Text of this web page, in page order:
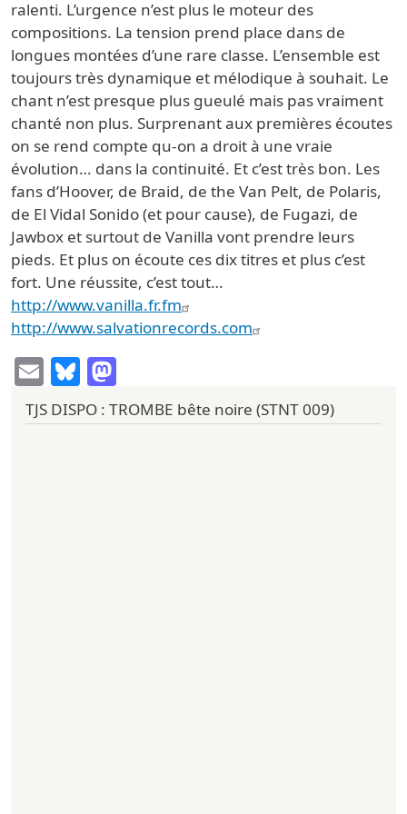
ralenti. L’urgence n’est plus le moteur des
compositions. La tension prend place dans de
longues montées d’une rare classe. L’ensemble est
toujours très dynamique et mélodique à souhait. Le
chant n’est presque plus gueulé mais pas vraiment
chanté non plus. Surprenant aux premières écoutes
on se rend compte qu-on a droit à une vraie
évolution… dans la continuité. Et c’est très bon. Les
fans d’Hoover, de Braid, de the Van Pelt, de Polaris,
de El Vidal Sonido (et pour cause), de Fugazi, de
Jawbox et surtout de Vanilla vont prendre leurs
pieds. Et plus on écoute ces dix titres et plus c’est
fort. Une réussite, c’est tout…
http://www.vanilla.fr.fm
http://www.salvationrecords.com
EmailBluesky
TJS DISPO : TROMBE bête noire (STNT 009)